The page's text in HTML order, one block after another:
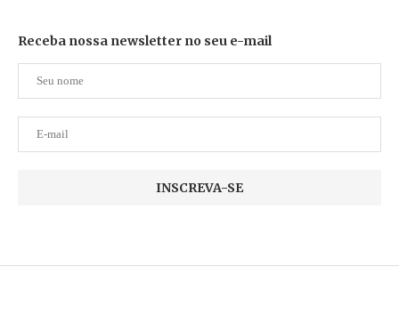
Receba nossa newsletter no seu e-mail